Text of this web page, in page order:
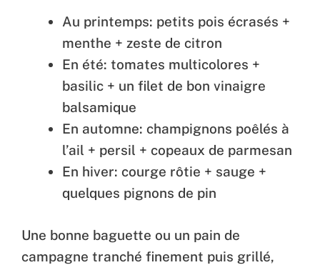
Au printemps: petits pois écrasés +
menthe + zeste de citron
En été: tomates multicolores +
basilic + un filet de bon vinaigre
balsamique
En automne: champignons poêlés à
l’ail + persil + copeaux de parmesan
En hiver: courge rôtie + sauge +
quelques pignons de pin
Une bonne baguette ou un pain de
campagne tranché finement puis grillé,